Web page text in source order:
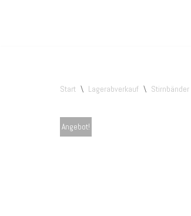
Start \ Lagerabverkauf \ Stirnbänder
Angebot!